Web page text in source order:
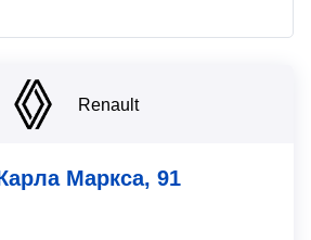
Renault
Маркса, 91